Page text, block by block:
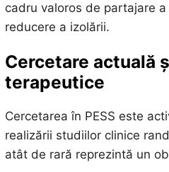
cadru valoros de partajare
reducere a izolării.
Cercetare actuală
terapeutice
Cercetarea în PESS este
realizării studiilor clinice
atât de rară reprezintă un